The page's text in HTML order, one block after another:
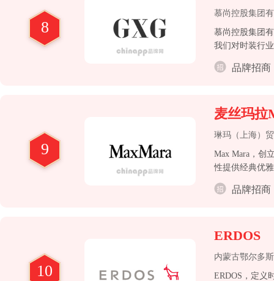
8
慕尚控股集团
慕尚控股集团
我们对时装行
品牌招商
9
麦丝玛拉
琳玛（上海）
Max Mara，创
性提供经典优
品牌招商
10
ERDOS
内蒙古鄂尔多
ERDOS，定义